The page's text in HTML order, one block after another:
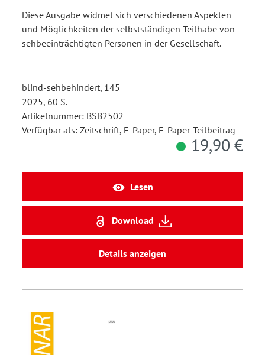
Diese Ausgabe widmet sich verschiedenen Aspekten
und Möglichkeiten der selbstständigen Teilhabe von
sehbeeinträchtigten Personen in der Gesellschaft.
blind-sehbehindert, 145
2025, 60 S.
Artikelnummer: BSB2502
Verfügbar als: Zeitschrift, E-Paper, E-Paper-Teilbeitrag
19,90 €
Lesen
Download
Details anzeigen